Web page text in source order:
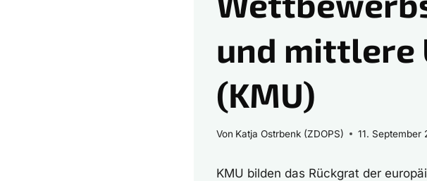
und mittlere
(KMU)
Von Katja Ostrbenk (ZDOPS) 11. September
KMU bilden das Rückgrat der